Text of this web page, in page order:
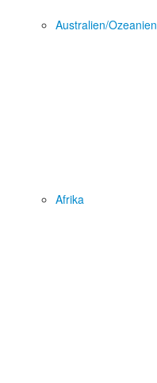
Australien/Ozeanien
Afrika